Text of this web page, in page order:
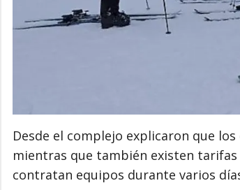
Desde el complejo explicaron que
mientras que también existen
contratan equipos durante varios